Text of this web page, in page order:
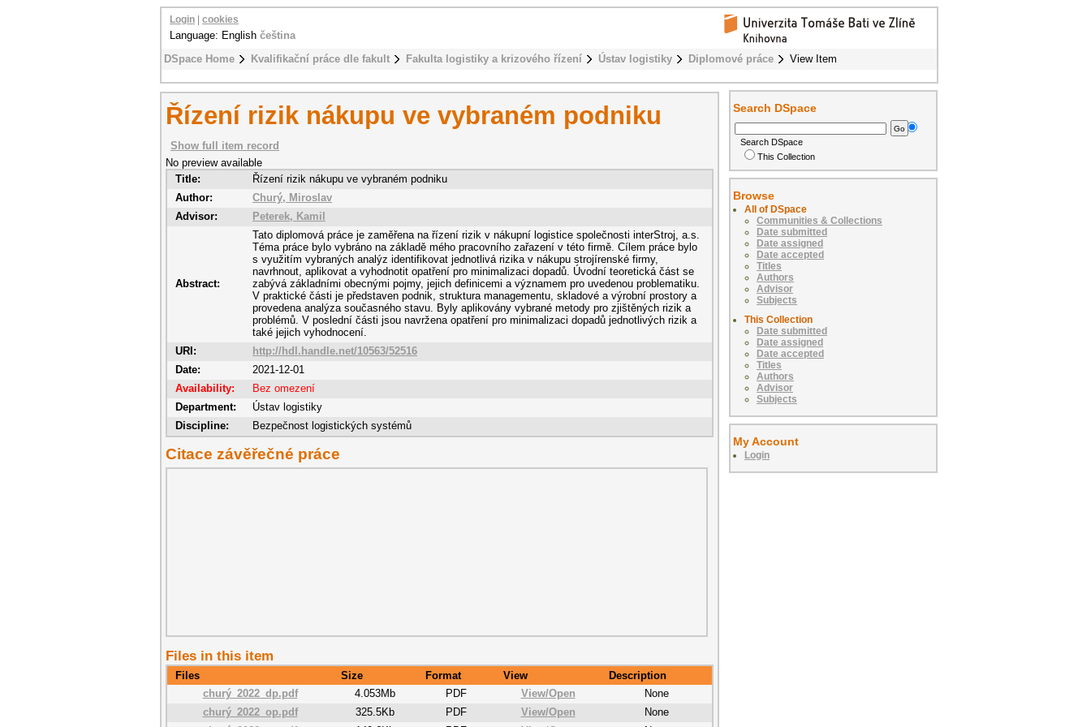
DSpace Home Kvalifikační práce dle fakult Fakulta logistiky a krizového řízení Ústav logistiky Diplomové práce View Item
Login cookies
Language: English čeština
Řízení rizik nákupu ve vybraném podniku
Show full item record
No preview available
Title:
Řízení rizik nákupu ve vybraném podniku
Author:
Churý, Miroslav
Advisor:
Peterek, Kamil
Abstract:
Tato diplomová práce je zaměřena na řízení rizik v nákupní logistice společnosti interStroj, a.s.
Téma práce bylo vybráno na základě mého pracovního zařazení v této firmě. Cílem práce bylo
s využitím vybraných analýz identifikovat jednotlivá rizika v nákupu strojírenské firmy,
navrhnout, aplikovat a vyhodnotit opatření pro minimalizaci dopadů. Úvodní teoretická část se
zabývá základními obecnými pojmy, jejich definicemi a významem pro uvedenou problematiku.
V praktické části je představen podnik, struktura managementu, skladové a výrobní prostory a
provedena analýza současného stavu. Byly aplikovány vybrané metody pro zjištěných rizik a
problémů. V poslední části jsou navržena opatření pro minimalizaci dopadů jednotlivých rizik a
také jejich vyhodnocení.
URI:
http://hdl.handle.net/10563/52516
Date:
2021-12-01
Availability:
Bez omezení
Department:
Ústav logistiky
Discipline:
Bezpečnost logistických systémů
Citace závěřečné práce
Files in this item
Files Size Format View
Description
churý_2022_dp.pdf
4.053Mb PDF View/Open
None
churý_2022_op.pdf
325.5Kb PDF View/Open
None
Search DSpace
Search DSpace
This Collection
Browse
All of DSpace
Communities & Collections
Date submitted
Date assigned
Date accepted
Titles
Authors
Advisor
Subjects
This Collection
Date submitted
Date assigned
Date accepted
Titles
Authors
Advisor
Subjects
My Account
Login